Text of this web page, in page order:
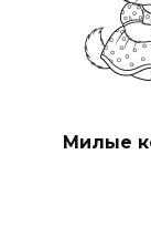
Милые